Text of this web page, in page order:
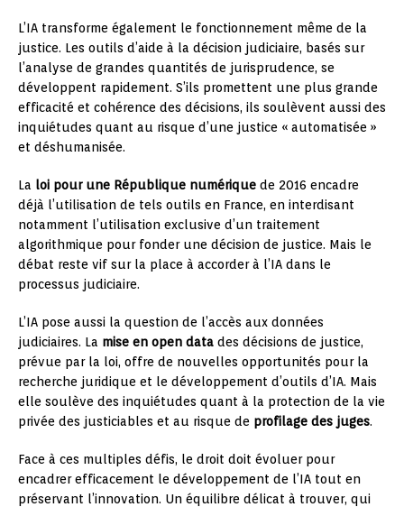
L’IA transforme également le fonctionnement même de la
justice. Les outils d’aide à la décision judiciaire, basés sur
l’analyse de grandes quantités de jurisprudence, se
développent rapidement. S’ils promettent une plus grande
efficacité et cohérence des décisions, ils soulèvent aussi des
inquiétudes quant au risque d’une justice « automatisée »
et déshumanisée.
La loi pour une République numérique de 2016 encadre
déjà l’utilisation de tels outils en France, en interdisant
notamment l’utilisation exclusive d’un traitement
algorithmique pour fonder une décision de justice. Mais le
débat reste vif sur la place à accorder à l’IA dans le
processus judiciaire.
L’IA pose aussi la question de l’accès aux données
judiciaires. La mise en open data des décisions de justice,
prévue par la loi, offre de nouvelles opportunités pour la
recherche juridique et le développement d’outils d’IA. Mais
elle soulève des inquiétudes quant à la protection de la vie
privée des justiciables et au risque de profilage des juges.
Face à ces multiples défis, le droit doit évoluer pour
encadrer efficacement le développement de l’IA tout en
préservant l’innovation. Un équilibre délicat à trouver, qui